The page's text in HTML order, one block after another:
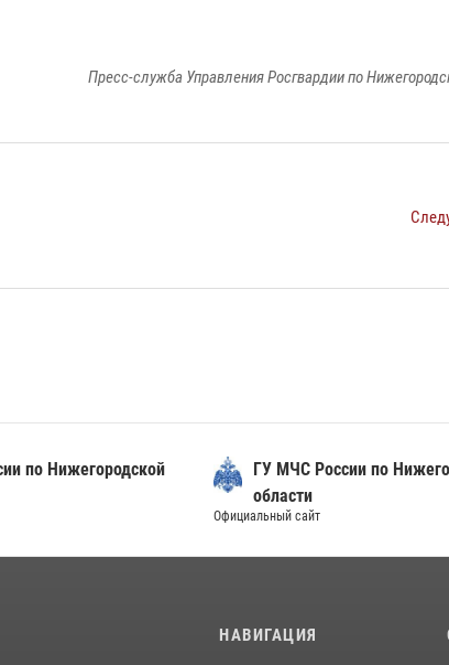
Пресс-служба Управления Росгвардии по
по Нижегородской
ГУ МЧС России по
области
Официальный сайт
НАВИГАЦИЯ